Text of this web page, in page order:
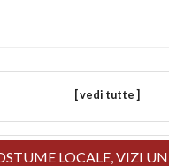
[ vedi tutte ]
LOCALE, VIZI